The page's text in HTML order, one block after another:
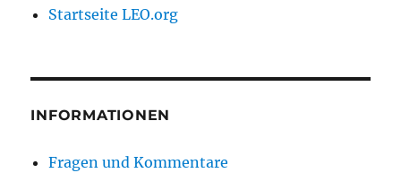
Startseite LEO.org
INFORMATIONEN
Fragen und Kommentare